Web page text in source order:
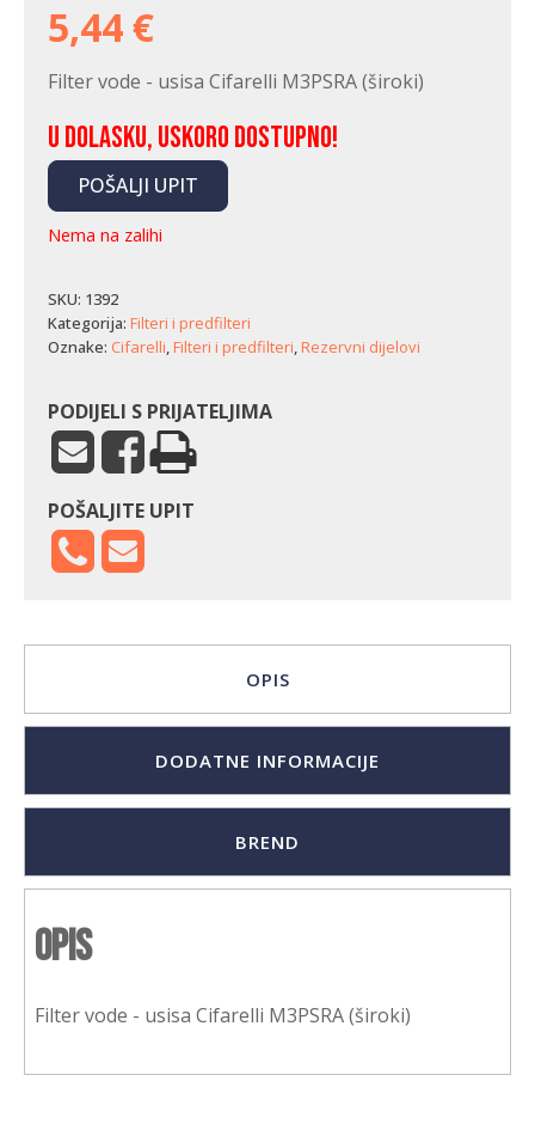
5,44€
Filter vode - usisa Cifarelli M3PSRA (široki)
U dolasku, uskoro dostupno!
POŠALJI UPIT
Nema na zalihi
SKU: 1392
Kategorija: Filteri i predfilteri
Oznake: Cifarelli,Filteri i predfilteri,Rezervni dijelovi
PODIJELI S PRIJATELJIMA
POŠALJITE UPIT
OPIS
DODATNE INFORMACIJE
BREND
Opis
Filter vode - usisa Cifarelli M3PSRA (široki)